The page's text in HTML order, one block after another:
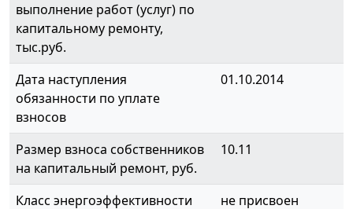
выполнение работ (услуг) по
капитальному ремонту,
тыс.руб.
Дата наступления
обязанности по уплате
взносов
01.10.2014
Размер взноса собственников
на капитальный ремонт, руб.
10.11
Класс энергоэффективности не присвоен